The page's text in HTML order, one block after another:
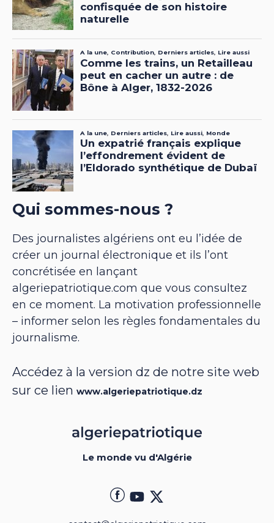
Qui sommes-nous ?
Des journalistes algériens ont eu l’idée de
créer un journal électronique et ils l’ont
concrétisée en lançant
algeriepatriotique.com que vous consultez
en ce moment. La motivation professionnelle
– informer selon les règles fondamentales du
journalisme.
Accédez à la version dz de notre site web
sur ce lien www.algeriepatriotique.dz
Le monde vu d'Algérie